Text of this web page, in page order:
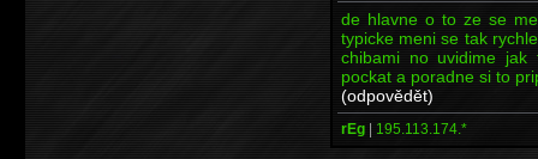
de hlavne o to ze se
typicke meni se tak
chibami no uvidime
pockat a poradne si to
(odpovědět)
rEg | 195.113.174.*